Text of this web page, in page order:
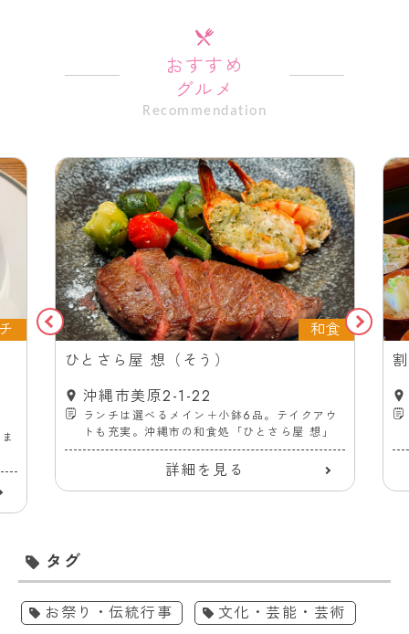
おすすめ
グルメ
Recommendation
和食
ひとさら屋 想（そう）
沖縄市美原2-1-22
ランチは選べるメイン＋小鉢6品。テイクアウ
トも充実。沖縄市の和食処「ひとさら屋 想」
詳細を見る
タグ
お祭り・伝統行事
文化・芸能・芸術